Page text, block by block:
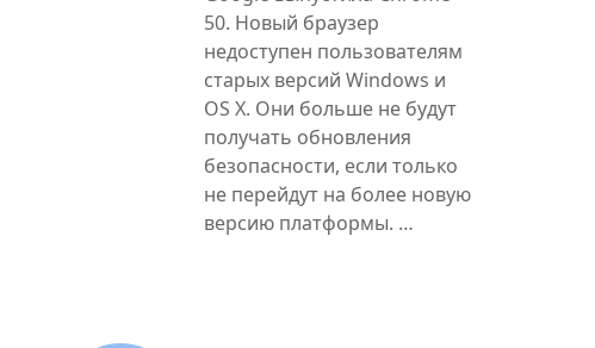
50. Новый браузер
недоступен пользователям
старых версий Windows и
OS X. Они больше не будут
получать обновления
безопасности, если только
не перейдут на более новую
версию платформы. …